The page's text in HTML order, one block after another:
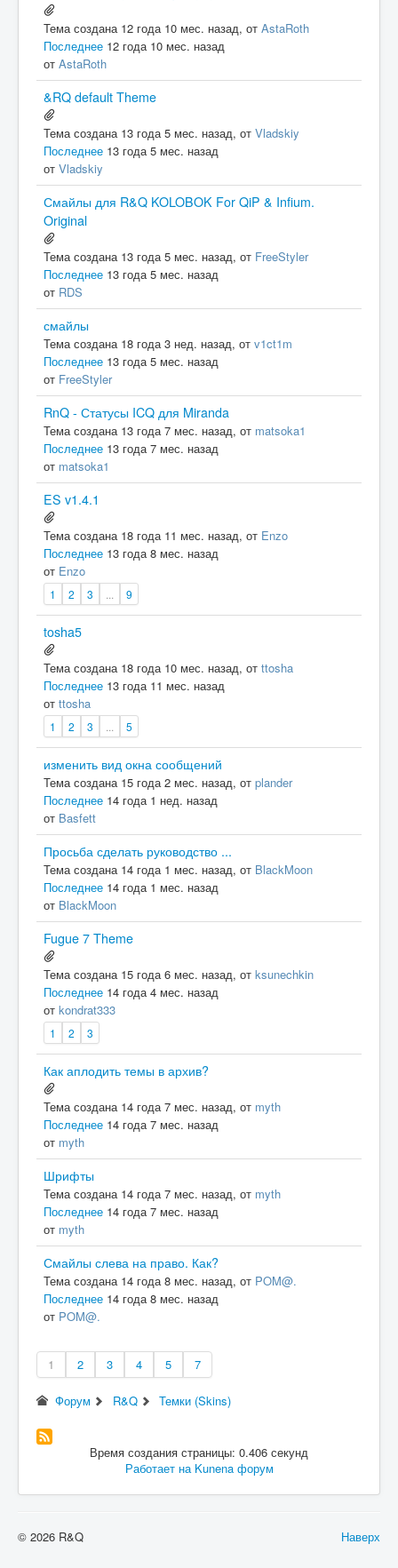
Тема создана 12 года 10 мес. назад, от AstaRoth
Последнее 12 года 10 мес. назад
от AstaRoth
&RQ default Theme
Тема создана 13 года 5 мес. назад, от Vladskiy
Последнее 13 года 5 мес. назад
от Vladskiy
Смайлы для R&Q KOLOBOK For QiP & Infium.
Original
Тема создана 13 года 5 мес. назад, от FreeStyler
Последнее 13 года 5 мес. назад
от RDS
смайлы
Тема создана 18 года 3 нед. назад, от v1ct1m
Последнее 13 года 5 мес. назад
от FreeStyler
RnQ - Статусы ICQ для Miranda
Тема создана 13 года 7 мес. назад, от matsoka1
Последнее 13 года 7 мес. назад
от matsoka1
ES v1.4.1
Тема создана 18 года 11 мес. назад, от Enzo
Последнее 13 года 8 мес. назад
от Enzo
1 2 3 9
tosha5
Тема создана 18 года 10 мес. назад, от ttosha
Последнее 13 года 11 мес. назад
от ttosha
1 2 3 5
изменить вид окна сообщений
Тема создана 15 года 2 мес. назад, от plander
Последнее 14 года 1 нед. назад
от Basfett
Просьба сделать руководство ...
Тема создана 14 года 1 мес. назад, от BlackMoon
Последнее 14 года 1 мес. назад
от BlackMoon
Fugue 7 Theme
Тема создана 15 года 6 мес. назад, от ksunechkin
Последнее 14 года 4 мес. назад
от kondrat333
1 2 3
Как аплодить темы в архив?
Тема создана 14 года 7 мес. назад, от myth
Последнее 14 года 7 мес. назад
от myth
Шрифты
Тема создана 14 года 7 мес. назад, от myth
Последнее 14 года 7 мес. назад
от myth
Смайлы слева на право. Как?
Тема создана 14 года 8 мес. назад, от POM@.
Последнее 14 года 8 мес. назад
от POM@.
1 2 3 4 5 7
Форум R&Q Темки (Skins)
Время создания страницы: 0.406 секунд
Работает на Kunena форум
Наверх
© 2026 R&Q